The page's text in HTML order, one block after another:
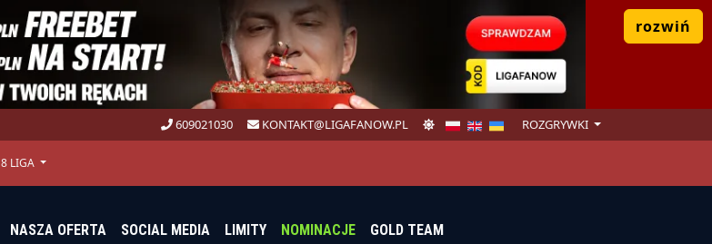
rozwiń
609021030 KONTAKT@LIGAFANOW.PL ROZGRYWKI
8 LIGA
NASZA OFERTA SOCIAL MEDIA LIMITY NOMINACJE GOLD TEAM